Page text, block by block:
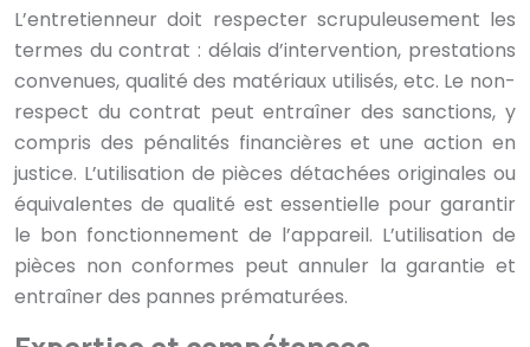
L’entretienneur doit respecter scrupuleusement les
termes du contrat : délais d’intervention, prestations
convenues, qualité des matériaux utilisés, etc. Le non-
respect du contrat peut entraîner des sanctions, y
compris des pénalités financières et une action en
justice. L’utilisation de pièces détachées originales ou
équivalentes de qualité est essentielle pour garantir
le bon fonctionnement de l’appareil. L’utilisation de
pièces non conformes peut annuler la garantie et
entraîner des pannes prématurées.